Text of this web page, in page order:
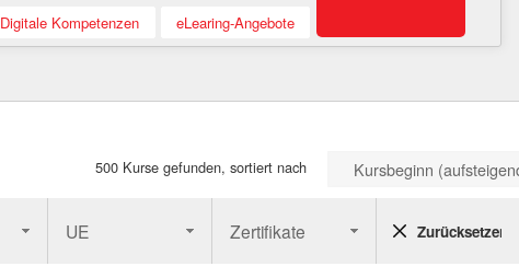
Digitale Kompetenzen eLearing-Angebote
500 Kurse gefunden, sortiert nach
Kursbeginn
UE Zertifikate Zurücksetzen